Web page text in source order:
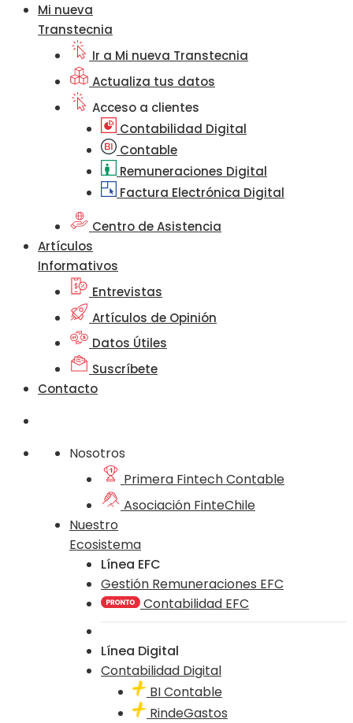
Mi nueva
Transtecnia
Ir a Mi nueva Transtecnia
Actualiza tus datos
Acceso a clientes
Contabilidad Digital
Contable
Remuneraciones Digital
Factura Electrónica Digital
Centro de Asistencia
Artículos
Informativos
Entrevistas
Artículos de Opinión
Datos Útiles
Suscríbete
Contacto
Nosotros
Primera Fintech Contable
Asociación FinteChile
Nuestro
Ecosistema
Línea EFC
Gestión Remuneraciones EFC
Contabilidad EFC
Línea Digital
Contabilidad Digital
BI Contable
RindeGastos